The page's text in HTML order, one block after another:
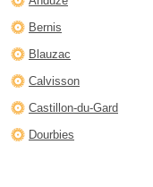
Bernis
Blauzac
Calvisson
Castillon-du-Gard
Dourbies